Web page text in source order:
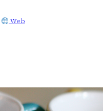
Web